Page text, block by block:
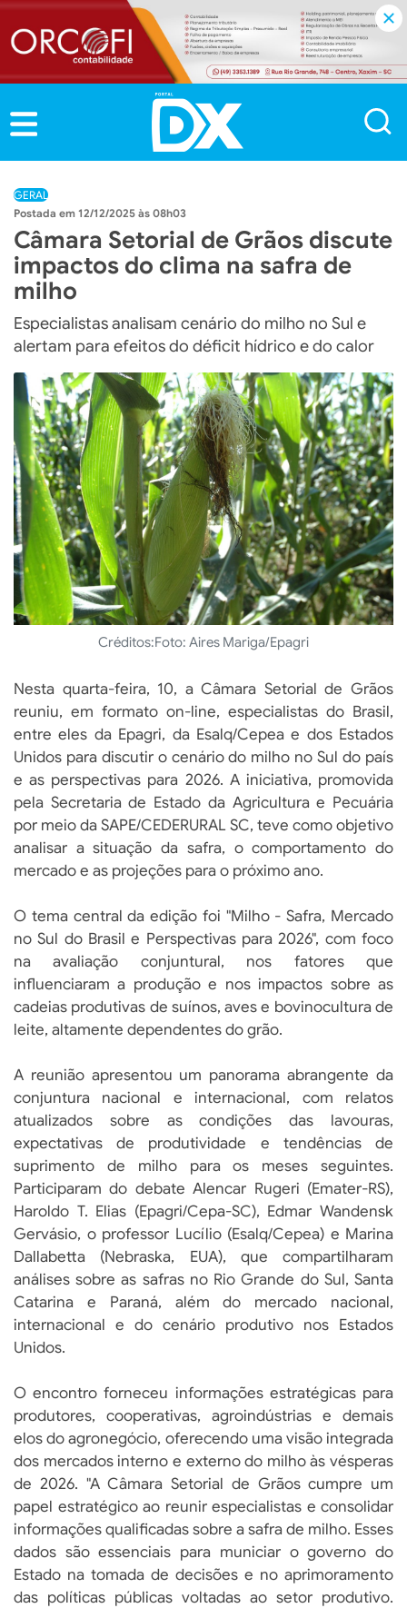
GERAL
12/12/2025 às 08h03
Câmara Setorial de Grãos discute
impactos do clima na safra de
milho
Especialistas analisam cenário do milho no Sul e
alertam para efeitos do déficit hídrico e do calor
Créditos:Foto: Aires Mariga/Epagri
Nesta quarta-feira, 10, a Câmara Setorial de Grãos
reuniu, em formato on-line, especialistas do Brasil,
entre eles da Epagri, da Esalq/Cepea e dos Estados
Unidos para discutir o cenário do milho no Sul do país
e as perspectivas para 2026. A iniciativa, promovida
pela Secretaria de Estado da Agricultura e Pecuária
por meio da SAPE/CEDERURAL SC, teve como objetivo
analisar a situação da safra, o comportamento do
mercado e as projeções para o próximo ano.
O tema central da edição foi "Milho - Safra, Mercado
no Sul do Brasil e Perspectivas para 2026", com foco
na avaliação conjuntural, nos fatores que
influenciaram a produção e nos impactos sobre as
cadeias produtivas de suínos, aves e bovinocultura de
leite, altamente dependentes do grão.
A reunião apresentou um panorama abrangente da
conjuntura nacional e internacional, com relatos
atualizados sobre as condições das lavouras,
expectativas de produtividade e tendências de
suprimento de milho para os meses seguintes.
Participaram do debate Alencar Rugeri (Emater-RS),
Haroldo T. Elias (Epagri/Cepa-SC), Edmar Wandensk
Gervásio, o professor Lucílio (Esalq/Cepea) e Marina
Dallabetta (Nebraska, EUA), que compartilharam
análises sobre as safras no Rio Grande do Sul, Santa
Catarina e Paraná, além do mercado nacional,
internacional e do cenário produtivo nos Estados
Unidos.
O encontro forneceu informações estratégicas para
produtores, cooperativas, agroindústrias e demais
elos do agronegócio, oferecendo uma visão integrada
dos mercados interno e externo do milho às vésperas
de 2026. "A Câmara Setorial de Grãos cumpre um
papel estratégico ao reunir especialistas e consolidar
informações qualificadas sobre a safra de milho. Esses
dados são essenciais para municiar o governo do
Estado na tomada de decisões e no aprimoramento
das políticas públicas voltadas ao setor produtivo.